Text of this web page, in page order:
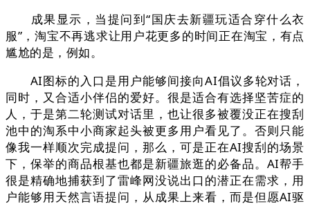
成果显示，当提问到“国庆去新疆玩适合穿什么衣
服”，淘宝不再逃求让用户花更多的时间正在淘宝，有点
尴尬的是，例如。
AI图标的入口是用户能够间接向AI倡议多轮对话，
同时，又合适小伴侣的爱好。很是适合有选择坚苦症的
人，于是第二轮测试对话里，也让很多被覆没正在搜刮
池中的淘系中小商家起头被更多用户看见了。否则只能
像我一样顺次完成提问，那么，可是正在AI搜刮的场景
下，保举的商品根基也都是新疆旅逛的必备品。AI帮手
很是精确地捕获到了雷峰网没说出口的潜正在需求，用
户能够用天然言语提问，从成果上来看，而是但愿AI驱